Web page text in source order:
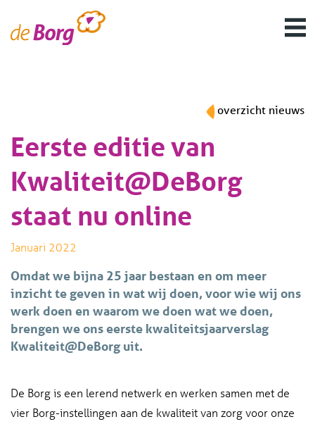
overzicht nieuws
Eerste editie van
Kwaliteit@DeBorg
staat nu online
Januari 2022
Omdat we bijna 25 jaar bestaan en om meer
inzicht te geven in wat wij doen, voor wie wij ons
werk doen en waarom we doen wat we doen,
brengen we ons eerste kwaliteitsjaarverslag
Kwaliteit@DeBorg uit.
De Borg is een lerend netwerk en werken samen met de
vier Borg-instellingen aan de kwaliteit van zorg voor onze